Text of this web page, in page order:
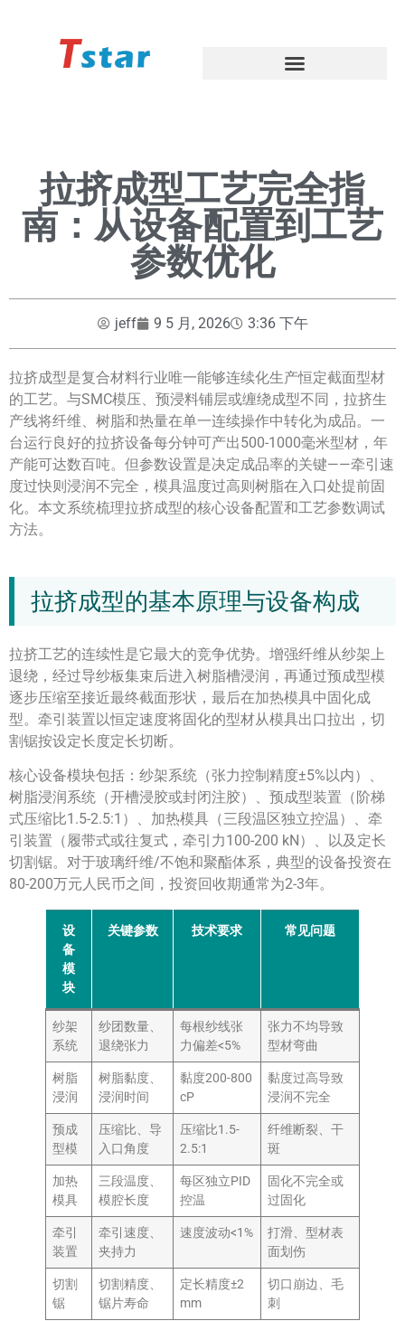
拉挤成型工艺完全指
南：从设备配置到工艺
参数优化
jeff 9 5 月, 2026 3:36 下午
拉挤成型是复合材料行业唯一能够连续化生产恒定截面型材
的工艺。与SMC模压、预浸料铺层或缠绕成型不同，拉挤生
产线将纤维、树脂和热量在单一连续操作中转化为成品。一
台运行良好的拉挤设备每分钟可产出500-1000毫米型材，年
产能可达数百吨。但参数设置是决定成品率的关键——牵引速
度过快则浸润不完全，模具温度过高则树脂在入口处提前固
化。本文系统梳理拉挤成型的核心设备配置和工艺参数调试
方法。
拉挤成型的基本原理与设备构成
拉挤工艺的连续性是它最大的竞争优势。增强纤维从纱架上
退绕，经过导纱板集束后进入树脂槽浸润，再通过预成型模
逐步压缩至接近最终截面形状，最后在加热模具中固化成
型。牵引装置以恒定速度将固化的型材从模具出口拉出，切
割锯按设定长度定长切断。
核心设备模块包括：纱架系统（张力控制精度±5%以内）、
树脂浸润系统（开槽浸胶或封闭注胶）、预成型装置（阶梯
式压缩比1.5-2.5:1）、加热模具（三段温区独立控温）、牵
引装置（履带式或往复式，牵引力100-200 kN）、以及定长
切割锯。对于玻璃纤维/不饱和聚酯体系，典型的设备投资在
80-200万元人民币之间，投资回收期通常为2-3年。
设
备
模
块
关键参数 技术要求 常见问题
纱架
系统
纱团数量、
退绕张力
每根纱线张
力偏差<5%
张力不均导致
型材弯曲
树脂
浸润
树脂黏度、
浸润时间
黏度200-800
cP
黏度过高导致
浸润不完全
预成
型模
压缩比、导
入口角度
压缩比1.5-
2.5:1
纤维断裂、干
斑
加热
模具
三段温度、
模腔长度
每区独立PID
控温
固化不完全或
过固化
牵引
装置
牵引速度、
夹持力
速度波动<1%
打滑、型材表
面划伤
切割
锯
切割精度、
锯片寿命
定长精度±2
mm
切口崩边、毛
刺